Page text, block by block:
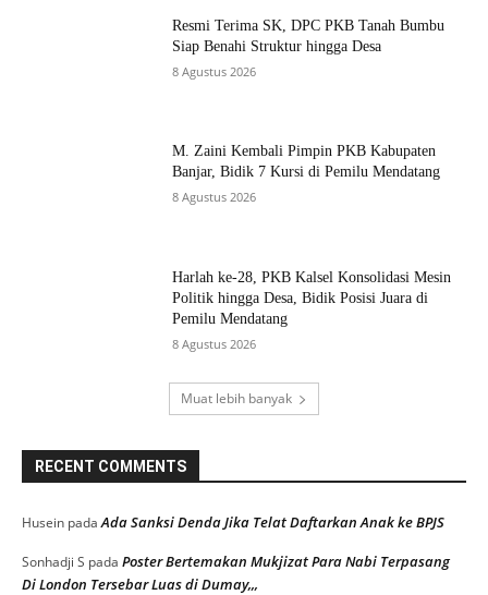
Resmi Terima SK, DPC PKB Tanah Bumbu
Siap Benahi Struktur hingga Desa
8 Agustus 2026
M. Zaini Kembali Pimpin PKB Kabupaten
Banjar, Bidik 7 Kursi di Pemilu Mendatang
8 Agustus 2026
Harlah ke-28, PKB Kalsel Konsolidasi Mesin
Politik hingga Desa, Bidik Posisi Juara di
Pemilu Mendatang
8 Agustus 2026
Muat lebih banyak
RECENT COMMENTS
Husein padaAda Sanksi Denda Jika Telat Daftarkan Anak ke BPJS
Sonhadji S pada Poster Bertemakan Mukjizat Para Nabi Terpasang
Di London Tersebar Luas di Dumay,,,